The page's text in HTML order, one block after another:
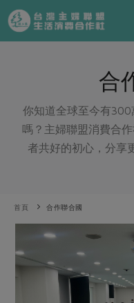
產品分類
一籃菜
芽苗類
辛香料類
蛋
肉品・水產
食材
米食
常備菜
蔬食
特別企畫
預購活動
防災用品預購圓滿結束
更多預購活動
綠主張
主婦食堂
社內大小事
產品故事
認識合作社
關於我們
合作社組織
重要公告
合
你知道全球至今有300
嗎？主婦聯盟消費合
者共好的初心，分享
首頁 合作聯合國